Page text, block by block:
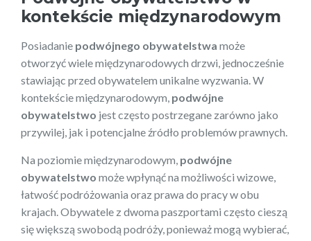
kontekście międzynarodowym
Posiadanie podwójnego obywatelstwa może
otworzyć wiele międzynarodowych drzwi, jednocześnie
stawiając przed obywatelem unikalne wyzwania. W
kontekście międzynarodowym, podwójne
obywatelstwo jest często postrzegane zarówno jako
przywilej, jak i potencjalne źródło problemów prawnych.
Na poziomie międzynarodowym, podwójne
obywatelstwo może wpłynąć na możliwości wizowe,
łatwość podróżowania oraz prawa do pracy w obu
krajach. Obywatele z dwoma paszportami często cieszą
się większą swobodą podróży, ponieważ mogą wybierać,